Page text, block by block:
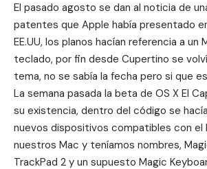
El pasado agosto se dan al noticia de
patentes que Apple había presentado
EE.UU, los planos hacían referencia a un
teclado, por fin desde Cupertino se
tema, no se sabía la fecha pero si que
La semana pasada la beta de OS X El
su existencia, dentro del código se
nuevos dispositivos compatibles con el
nuestros Mac y teníamos nombres,
TrackPad 2 y un supuesto Magic